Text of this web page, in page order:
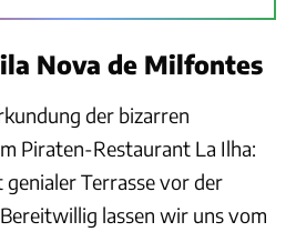
Nova de Milfontes
der bizarren
Piraten-Restaurant La Ilha:
Terrasse vor der
lassen wir uns vom